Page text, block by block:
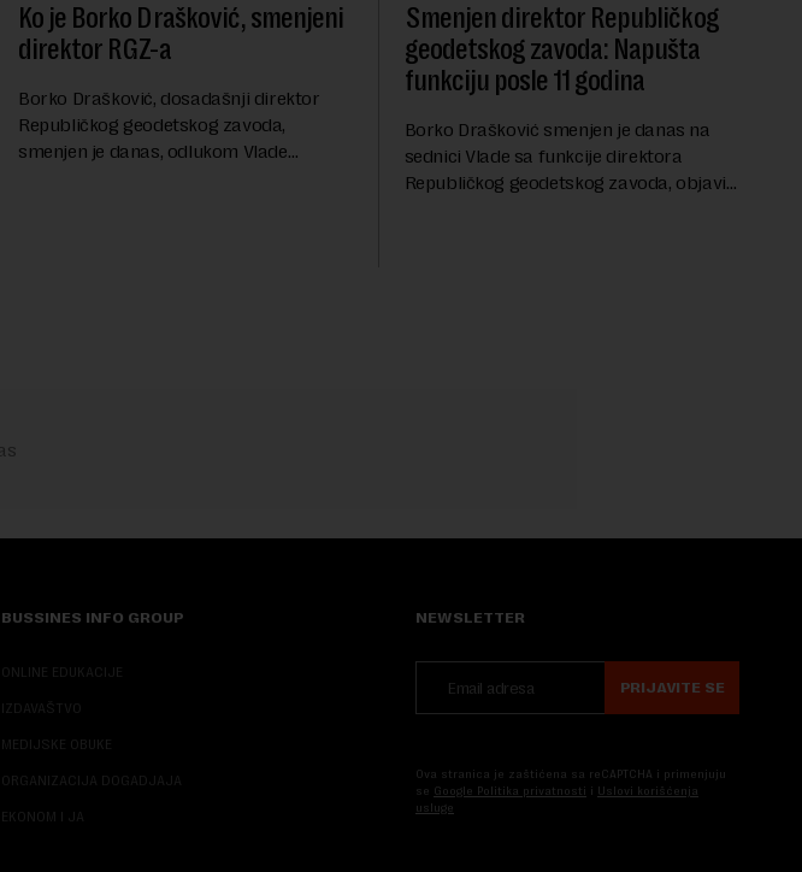
Ko je Borko Drašković, smenjeni
direktor RGZ-a
Borko Drašković, dosadašnji direktor
Republičkog geodetskog zavoda,
smenjen je danas, odlukom Vlade
Smenjen direktor Republičkog
geodetskog zavoda: Napušta
funkciju posle 11 godina
Borko Drašković smenjen je danas na
sednici Vlade sa funkcije direktora
Republičkog geodetskog zavoda, objavio
BUSSINES INFO GROUP
ONLINE EDUKACIJE
IZDAVAŠTVO
MEDIJSKE OBUKE
ORGANIZACIJA DOGADJAJA
EKONOM I JA
NEWSLETTER
PRIJAVITE SE
Ova stranica je zaštićena sa reCAPTCHA i primenjuju
se Google Politika privatnosti i Uslovi korišćenja
usluge